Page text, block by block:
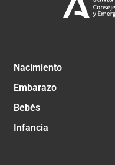
Nacimiento
Embarazo
Bebés
Infancia